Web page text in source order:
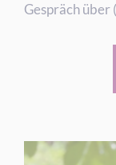
Gespräch über